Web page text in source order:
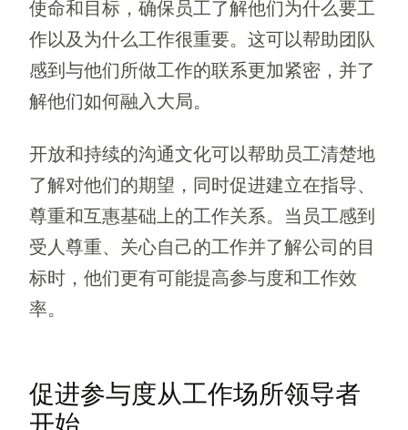
使命和目标，确保员工了解他们为什么要工
作以及为什么工作很重要。这可以帮助团队
感到与他们所做工作的联系更加紧密，并了
解他们如何融入大局。
开放和持续的沟通文化可以帮助员工清楚地
了解对他们的期望，同时促进建立在指导、
尊重和互惠基础上的工作关系。当员工感到
受人尊重、关心自己的工作并了解公司的目
标时，他们更有可能提高参与度和工作效
率。
促进参与度从工作场所领导者
开始